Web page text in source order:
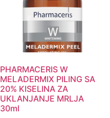
PHARMACERIS W
MELADERMIX PILING SA
20% KISELINA ZA
UKLANJANJE MRLJA
30ml